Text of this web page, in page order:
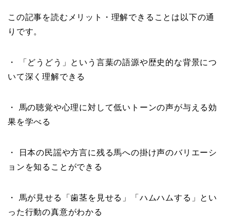
この記事を読むメリット・理解できることは以下の通
りです。
・ 「どうどう」という言葉の語源や歴史的な背景につ
いて深く理解できる
・ 馬の聴覚や心理に対して低いトーンの声が与える効
果を学べる
・ 日本の民謡や方言に残る馬への掛け声のバリエーシ
ョンを知ることができる
・ 馬が見せる「歯茎を見せる」「ハムハムする」とい
った行動の真意がわかる